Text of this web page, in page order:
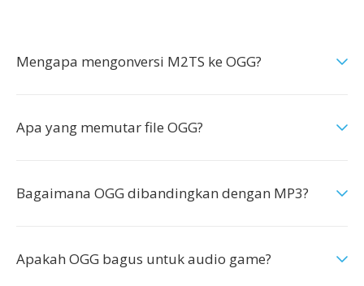
Mengapa mengonversi M2TS ke OGG?
Apa yang memutar file OGG?
Bagaimana OGG dibandingkan dengan MP3?
Apakah OGG bagus untuk audio game?